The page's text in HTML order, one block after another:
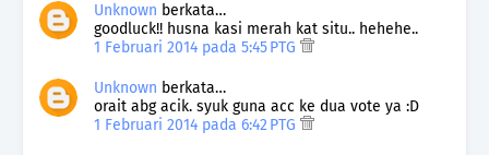
Unknown berkata…
goodluck!! husna kasi merah kat situ.. hehehe..
1 Februari 2014 pada 5:45 PTG
Unknown berkata…
orait abg acik. syuk guna acc ke dua vote ya :D
1 Februari 2014 pada 6:42 PTG